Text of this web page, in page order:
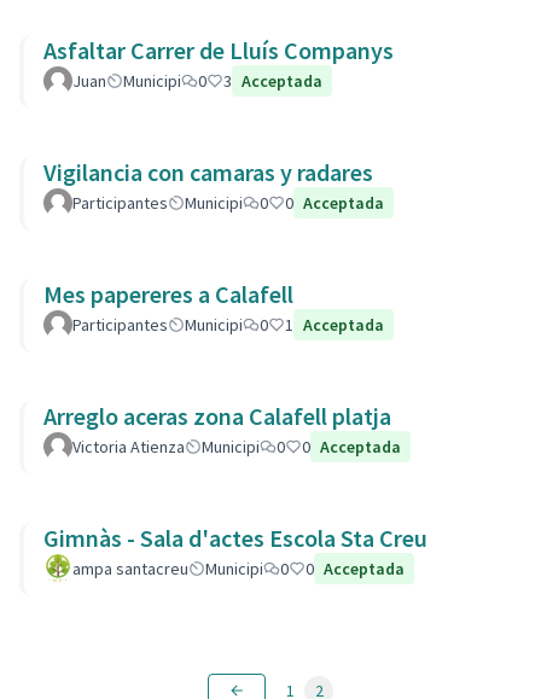
Asfaltar Carrer de Lluís Companys
Juan Municipi 0 3 Acceptada
Vigilancia con camaras y radares
Participantes Municipi 0 0 Acceptada
Mes papereres a Calafell
Participantes Municipi 0 1 Acceptada
Arreglo aceras zona Calafell platja
Victoria Atienza Municipi 0 0 Acceptada
Gimnàs - Sala d'actes Escola Sta Creu
ampa santacreu Municipi 0 0 Acceptada
1 2